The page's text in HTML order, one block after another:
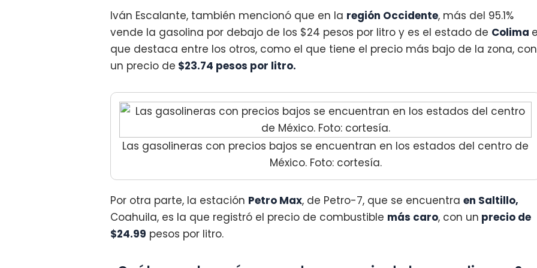
Iván Escalante, también mencionó que en la región Occidente, más del 95.1%
vende la gasolina por debajo de los $24 pesos por litro y es el estado de Colima
que destaca entre los otros, como el que tiene el precio más bajo de la zona, con
un precio de $23.74 pesos por litro.
Las gasolineras con precios bajos se encuentran en los estados del centro de
México. Foto: cortesía.
Por otra parte, la estación Petro Max, de Petro-7, que se encuentra en Saltillo,
Coahuila, es la que registró el precio de combustible más caro, con un precio de
$24.99 pesos por litro.